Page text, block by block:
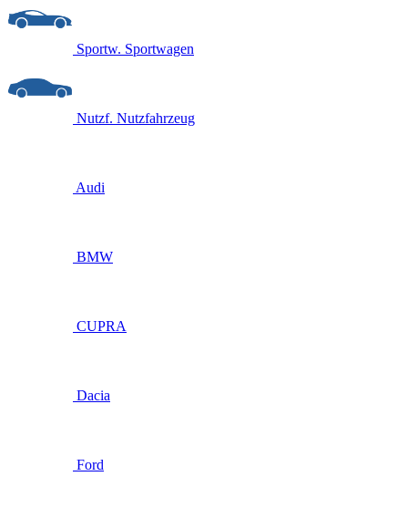
Sportw. Sportwagen
Nutzf. Nutzfahrzeug
Audi
BMW
CUPRA
Dacia
Ford